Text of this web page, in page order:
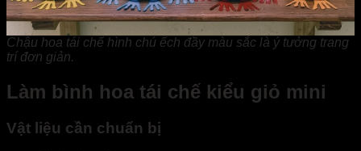
Chậu hoa tái chế hình chú ếch đầy màu sắc là ý tưởng trang
trí đơn giản.
Làm bình hoa tái chế kiểu giỏ mini
Vật liệu cần chuẩn bị